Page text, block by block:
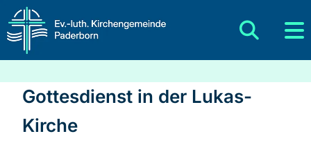
Gottesdienst in der Lukas-
Kirche